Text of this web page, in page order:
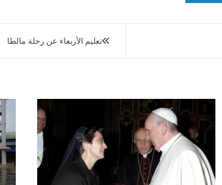
تعليم الأربعاء عن رحلة مالطا